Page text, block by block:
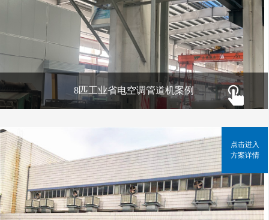
8匹工业省电空调管道机案例
点击进入
方案详情